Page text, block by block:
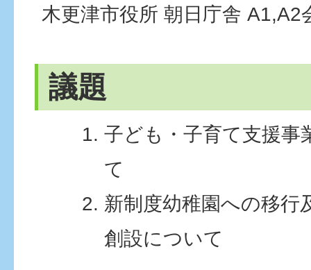
木更津市役所 朝日庁舎 A1,A2
議題
子ども・子育て支援事
て
新制度幼稚園への移行
創設について